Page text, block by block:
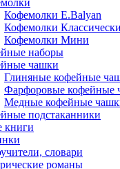
Кофемолки E.Balyan
Кофемолки
Кофемолки Мини
наборы
чашки
Глиняные кофейные
Фарфоровые кофейные
Медные кофейные
подстаканники
книги
словари
романы